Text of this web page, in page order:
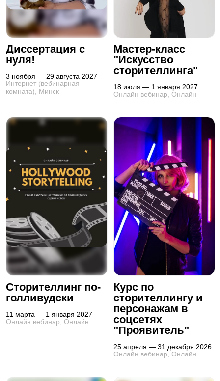
Диссертация с
нуля!
3 ноября — 29 августа 2027
Интернет (вебинарная
комната), Минск
Мастер-класс
"Искусство
сторителлинга"
18 июля — 1 января 2027
Онлайн вебинар, Онлайн
Сторителлинг по-
голливудски
11 марта — 1 января 2027
Онлайн вебинар, Онлайн
Курс по
сторителлингу и
персонажам в
соцсетях
"Проявитель"
25 апреля — 31 декабря 2026
Онлайн вебинар, Онлайн